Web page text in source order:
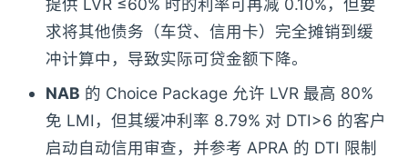
求将其他债务（车贷、信用卡）完全摊销到缓
冲计算中，导致实际可贷金额下降。
NAB 的 Choice Package 允许 LVR 最高 80%
免 LMI，但其缓冲利率 8.79% 对 DTI>6 的客户
启动自动信用审查，并参考 APRA 的 DTI 限制